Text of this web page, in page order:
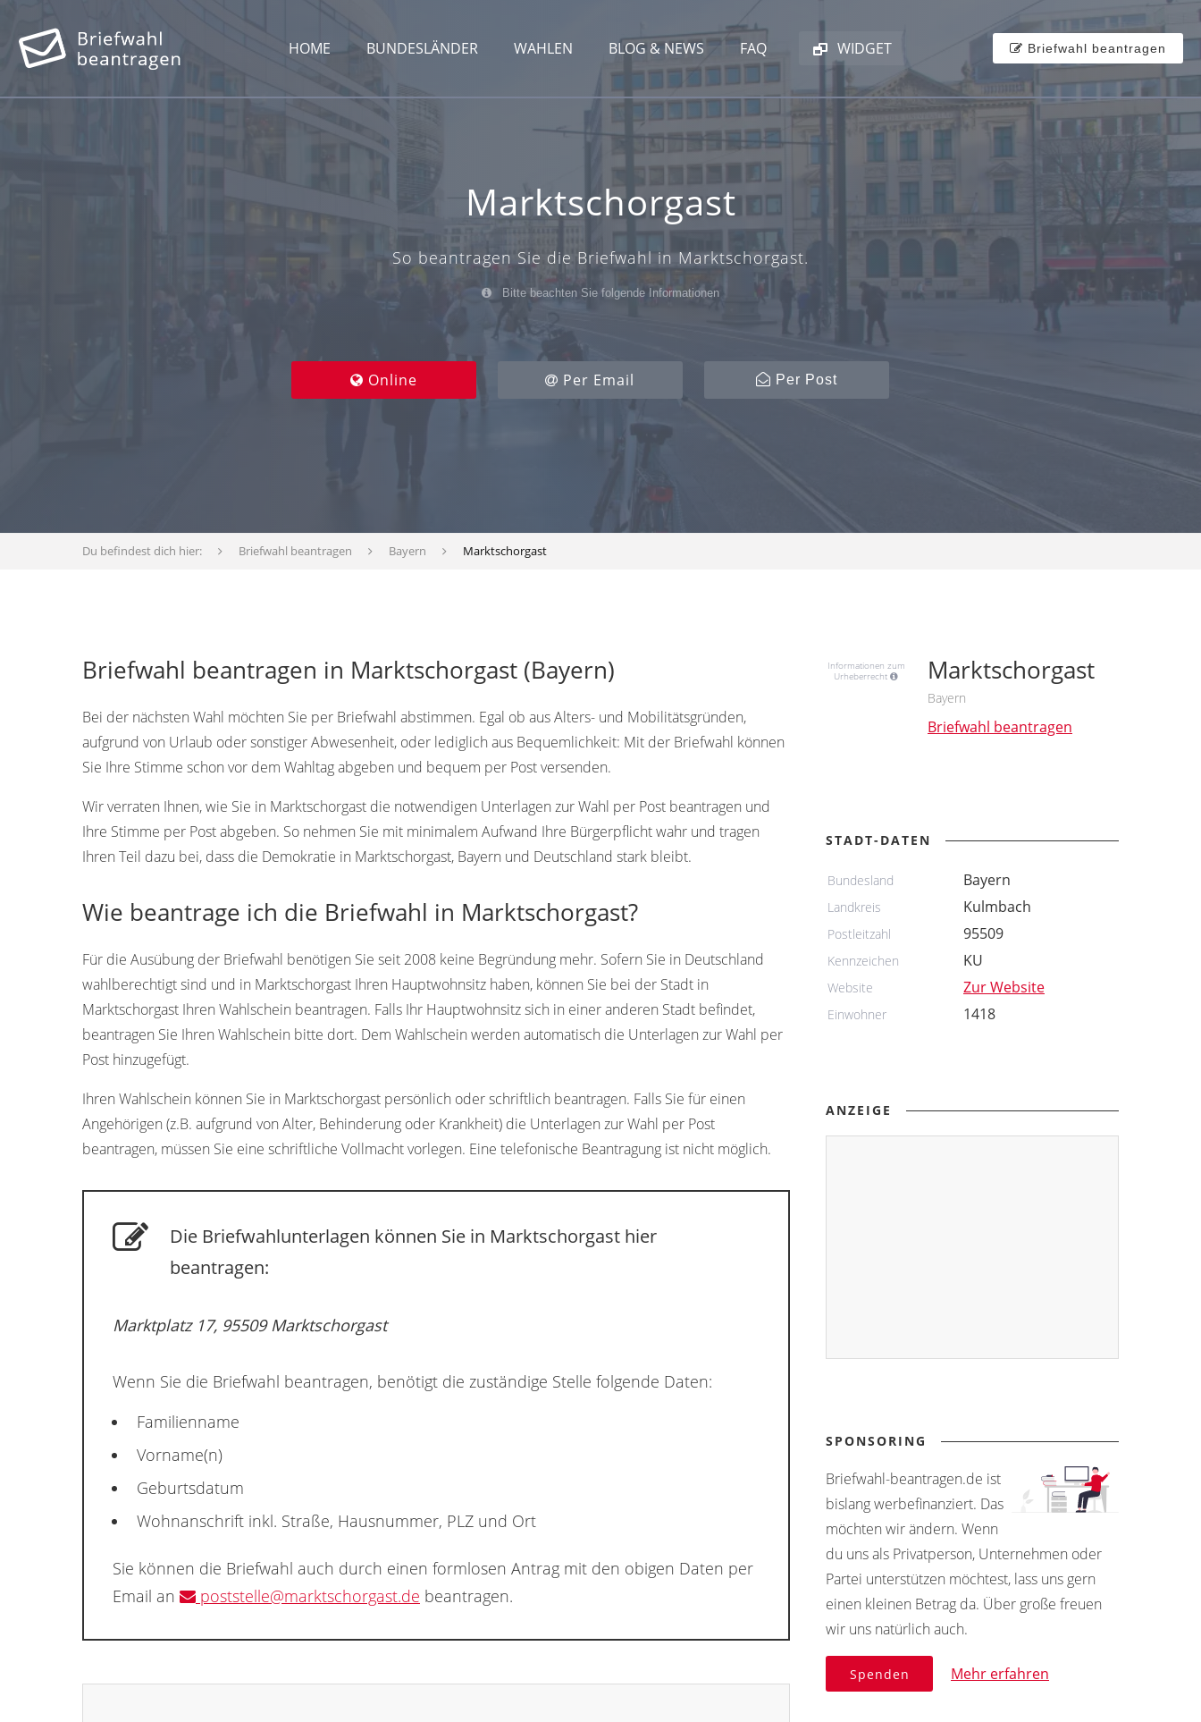
HOME BUNDESLÄNDER WAHLEN BLOG & NEWS FAQ WIDGET Briefwahl beantragen
Marktschorgast
So beantragen Sie die Briefwahl in Marktschorgast.
Bitte beachten Sie folgende Informationen
Online Per Email Per Post
Du befindest dich hier: Briefwahl beantragen Bayern Marktschorgast
Briefwahl beantragen in Marktschorgast (Bayern)
Bei der nächsten Wahl möchten Sie per Briefwahl abstimmen. Egal ob aus Alters- und Mobilitätsgründen,
aufgrund von Urlaub oder sonstiger Abwesenheit, oder lediglich aus Bequemlichkeit: Mit der Briefwahl können
Sie Ihre Stimme schon vor dem Wahltag abgeben und bequem per Post versenden.
Wir verraten Ihnen, wie Sie in Marktschorgast die notwendigen Unterlagen zur Wahl per Post beantragen und
Ihre Stimme per Post abgeben. So nehmen Sie mit minimalem Aufwand Ihre Bürgerpflicht wahr und tragen
Ihren Teil dazu bei, dass die Demokratie in Marktschorgast, Bayern und Deutschland stark bleibt.
Wie beantrage ich die Briefwahl in Marktschorgast?
Für die Ausübung der Briefwahl benötigen Sie seit 2008 keine Begründung mehr. Sofern Sie in Deutschland
wahlberechtigt sind und in Marktschorgast Ihren Hauptwohnsitz haben, können Sie bei der Stadt in
Marktschorgast Ihren Wahlschein beantragen. Falls Ihr Hauptwohnsitz sich in einer anderen Stadt befindet,
beantragen Sie Ihren Wahlschein bitte dort. Dem Wahlschein werden automatisch die Unterlagen zur Wahl per
Post hinzugefügt.
Ihren Wahlschein können Sie in Marktschorgast persönlich oder schriftlich beantragen. Falls Sie für einen
Angehörigen (z.B. aufgrund von Alter, Behinderung oder Krankheit) die Unterlagen zur Wahl per Post
beantragen, müssen Sie eine schriftliche Vollmacht vorlegen. Eine telefonische Beantragung ist nicht möglich.
Die Briefwahlunterlagen können Sie in Marktschorgast hier
beantragen:
Marktplatz 17, 95509 Marktschorgast
Wenn Sie die Briefwahl beantragen, benötigt die zuständige Stelle folgende Daten:
Familienname
Vorname(n)
Geburtsdatum
Wohnanschrift inkl. Straße, Hausnummer, PLZ und Ort
Sie können die Briefwahl auch durch einen formlosen Antrag mit den obigen Daten per
Email an
poststelle@marktschorgast.de beantragen.
Informationen zum
Urheberrecht
Marktschorgast
Bayern
Briefwahl beantragen
STADT-DATEN
Bundesland Bayern
Landkreis Kulmbach
Postleitzahl 95509
Kennzeichen KU
Website Zur Website
Einwohner 1418
ANZEIGE
SPONSORING
Briefwahl-beantragen.de ist
bislang werbefinanziert. Das
möchten wir ändern. Wenn
du uns als Privatperson, Unternehmen oder
Partei unterstützen möchtest, lass uns gern
einen kleinen Betrag da. Über große freuen
wir uns natürlich auch.
Spenden Mehr erfahren